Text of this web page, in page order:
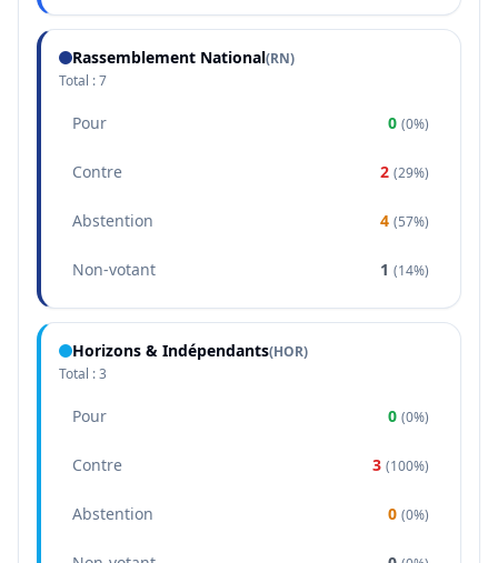
Rassemblement National(RN)
Total :7
Pour 0 (0%)
Contre 2 (29%)
Abstention 4 (57%)
Non-votant 1 (14%)
Horizons & Indépendants(HOR)
Total :3
Pour 0 (0%)
Contre 3 (100%)
Abstention 0 (0%)